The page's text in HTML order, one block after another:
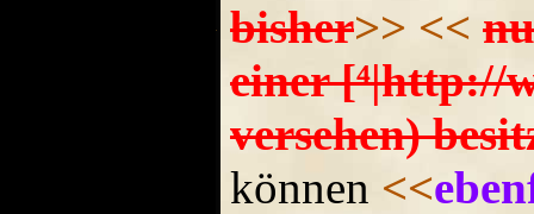
bisher>> <<
einer [⁴|http://
versehen)
können <<